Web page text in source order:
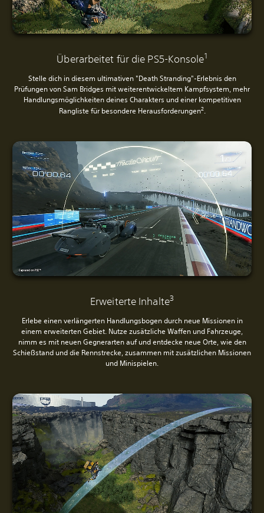
Überarbeitet für die PS5-Konsole1
Stelle dich in diesem ultimativen "Death Stranding"-Erlebnis den
Prüfungen von Sam Bridges mit weiterentwickeltem Kampfsystem, mehr
Handlungsmöglichkeiten deines Charakters und einer kompetitiven
Rangliste für besondere Herausforderungen2.
Erweiterte Inhalte3
Erlebe einen verlängerten Handlungsbogen durch neue Missionen in
einem erweiterten Gebiet. Nutze zusätzliche Waffen und Fahrzeuge,
nimm es mit neuen Gegnerarten auf und entdecke neue Orte, wie den
Schießstand und die Rennstrecke, zusammen mit zusätzlichen Missionen
und Minispielen.